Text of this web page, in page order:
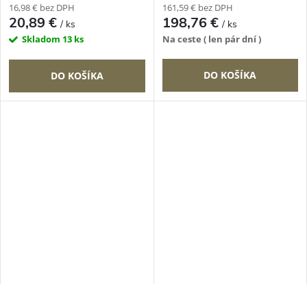
16,98 € bez DPH
20,89 €/ ks
Skladom 13 ks
DO KOŠÍKA
161,59 € bez DPH
198,76 €/ ks
Na ceste ( len pár dní )
DO KOŠÍKA